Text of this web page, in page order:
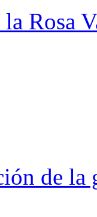
Rosa
de la